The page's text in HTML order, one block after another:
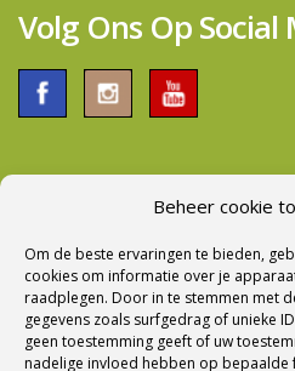
Beheer cookie
Om de beste ervaringen te bieden,
cookies om informatie over je
raadplegen. Door in te stemmen met
gegevens zoals surfgedrag of unieke
geen toestemming geeft of uw
nadelige invloed hebben op bepaalde
Volg Ons Op Social